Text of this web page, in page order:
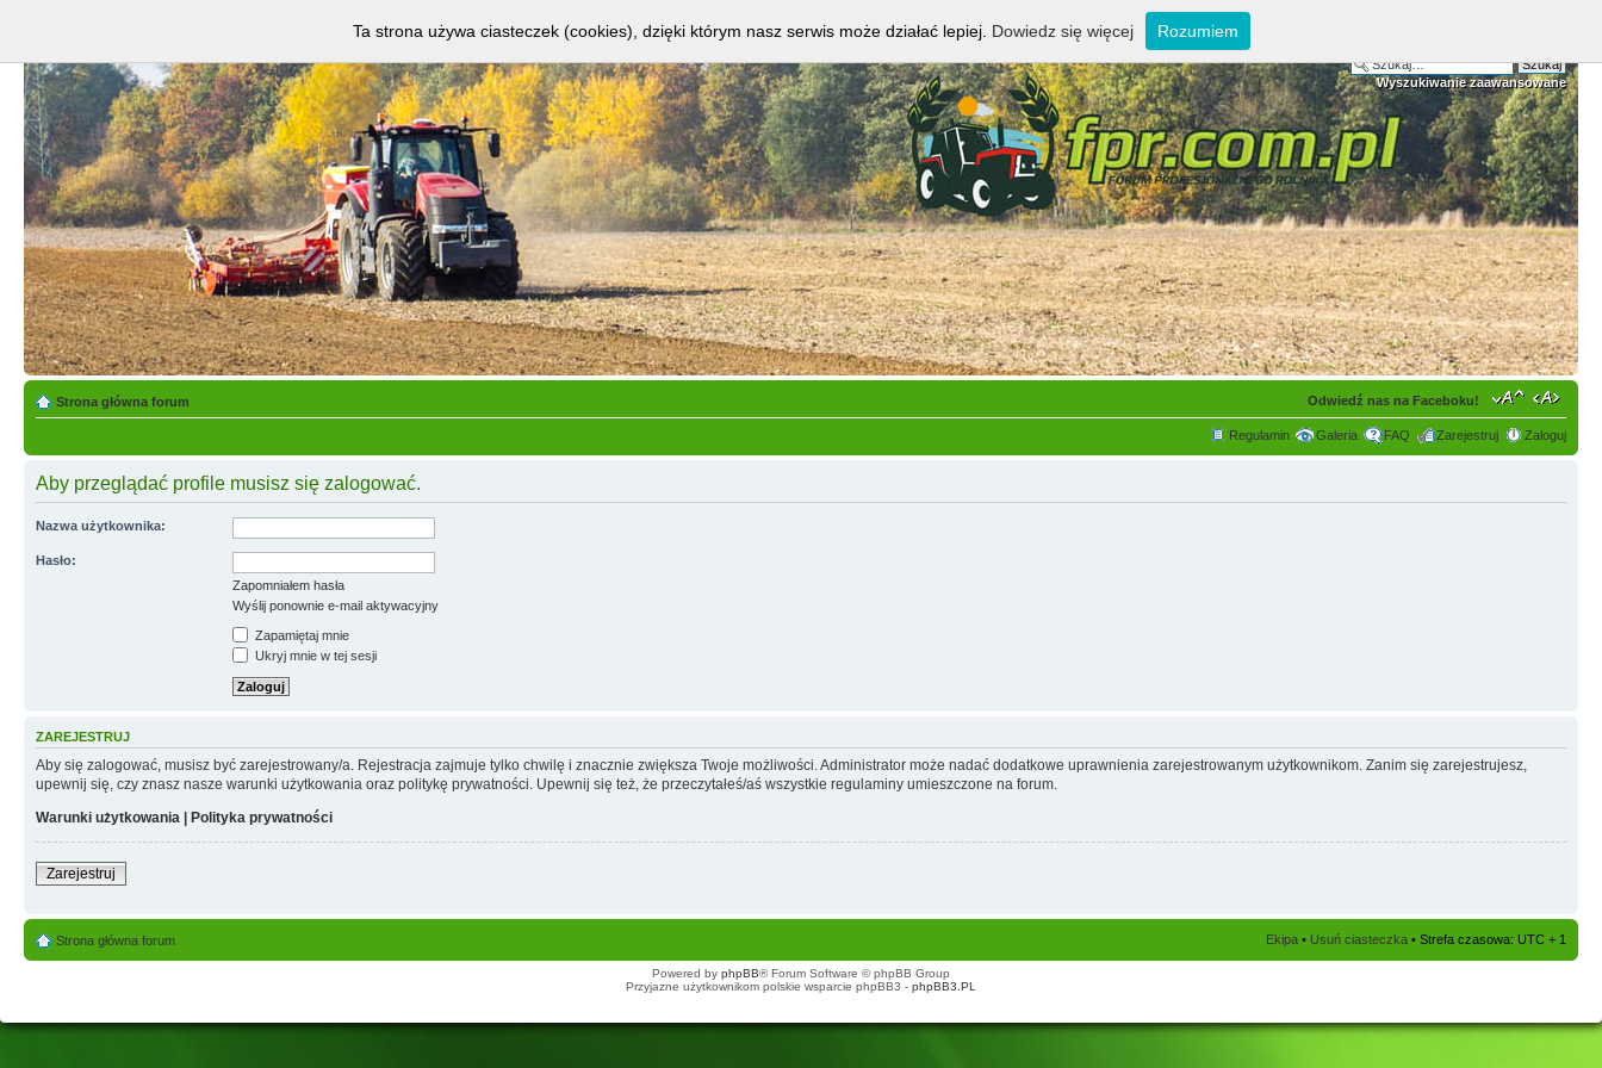
Wyszukiwanie zaawansowane
Strona główna forum Odwiedź nas na Faceboku!
Regulamin Galeria FAQ Zarejestruj Zaloguj
Aby przeglądać profile musisz się zalogować.
Nazwa użytkownika:
Hasło:
Zapomniałem hasła
Wyślij ponownie e-mail aktywacyjny
Zapamiętaj mnie
Ukryj mnie w tej sesji
ZAREJESTRUJ
Aby się zalogować, musisz być zarejestrowany/a. Rejestracja zajmuje tylko chwilę i znacznie zwiększa Twoje możliwości. Administrator może nadać dodatkowe uprawnienia zarejestrowanym użytkownikom. Zanim się zarejestrujesz,
upewnij się, czy znasz nasze warunki użytkowania oraz politykę prywatności. Upewnij się też, że przeczytałeś/aś wszystkie regulaminy umieszczone na forum.
Warunki użytkowania | Polityka prywatności
Zarejestruj
Strona główna forum Ekipa • Usuń ciasteczka • Strefa czasowa: UTC + 1
Powered by phpBB® Forum Software © phpBB Group
Przyjazne użytkownikom polskie wsparcie phpBB3 - phpBB3.PL
Ta strona używa ciasteczek (cookies), dzięki którym nasz serwis może działać lepiej. Dowiedz się więcej Rozumiem